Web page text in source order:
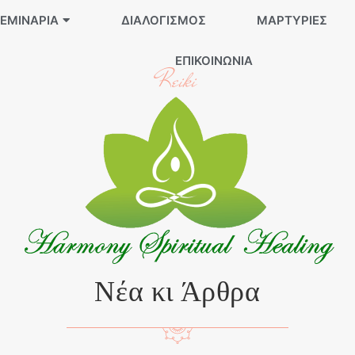
ΔΙΑΛΟΓΙΣΜΌΣ ΜΑΡΤΥΡΊΕΣ
ΕΠΙΚΟΙΝΩΝΊΑ
Reiki
Νέα κι Άρθρα